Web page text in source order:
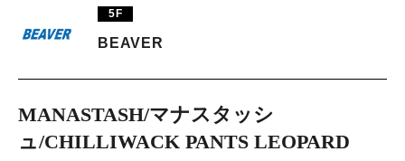
TAX FREE
JP
5F
BEAVER
MANASTASH/マナスタッシ
ュ/CHILLIWACK PANTS LEOPARD